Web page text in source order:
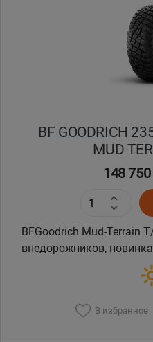
BF GOODRICH
MUD
148
BFGoodrich Mud-Terrain
внедорожников,
В избранное